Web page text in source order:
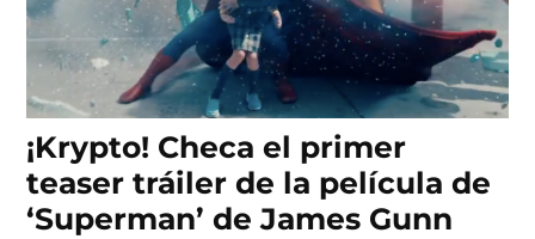
¡Krypto! Checa el primer
teaser tráiler de la película de
‘Superman’ de James Gunn